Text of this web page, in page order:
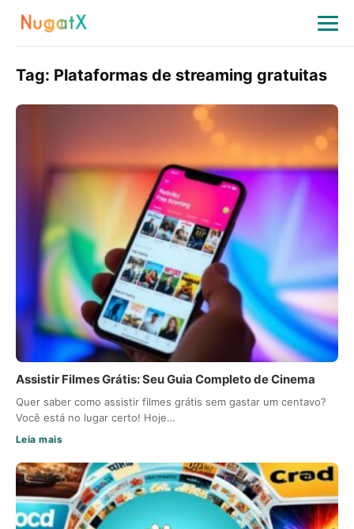
Tag: Plataformas de streaming gratuitas
Assistir Filmes Grátis: Seu Guia Completo de Cinema
Quer saber como assistir filmes grátis sem gastar um centavo?
Você está no lugar certo! Hoje…
Leia mais